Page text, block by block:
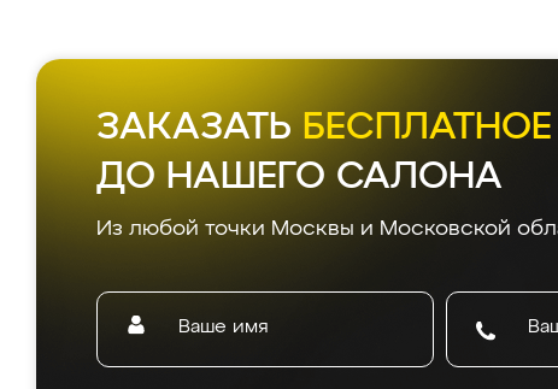
ЗАКАЗАТЬ
ДО НАШЕГО САЛОНА
Из любой точки Москвы и Московской